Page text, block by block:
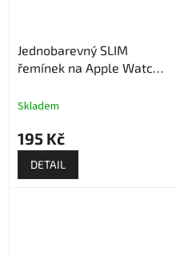
Jednobarevný SLIM
řemínek na Apple Watch -
Skladem
195 Kč
DETAIL